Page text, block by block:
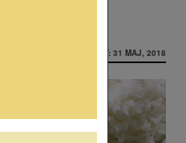
INLAGT: 31 MAJ, 2018